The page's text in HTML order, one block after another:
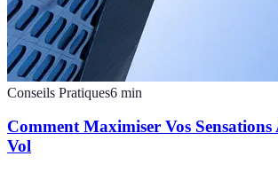
Conseils Pratiques6 min
Comment Maximiser Vos Sensations
Vol